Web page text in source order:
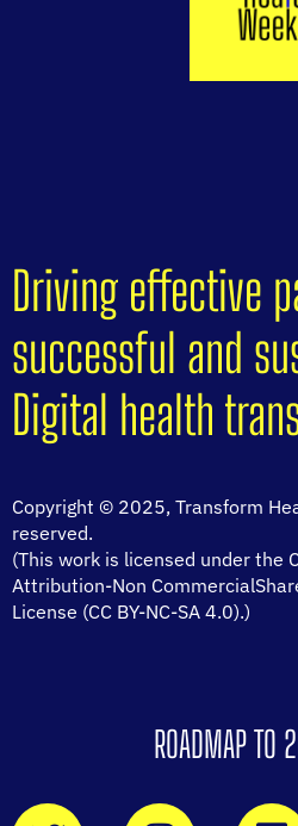
Driving effective
successful and
Digital health
Copyright © 2025, Transform
reserved.
(This work is licensed under the
Attribution-Non
License (CC BY-NC-SA 4.0).)
ROADMAP